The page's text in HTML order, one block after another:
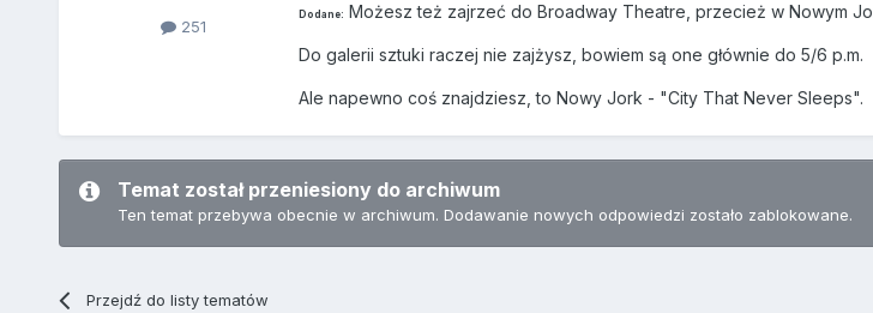
251
Dodane: Możesz też zajrzeć do Broadway Theatre, przecież w Nowym
Do galerii sztuki raczej nie zajżysz, bowiem są one głównie do 5/6 p.m.
Ale napewno coś znajdziesz, to Nowy Jork - "City That Never Sleeps".
Temat został przeniesiony do archiwum
Ten temat przebywa obecnie w archiwum. Dodawanie nowych odpowiedzi zostało zablokowane.
Przejdź do listy tematów